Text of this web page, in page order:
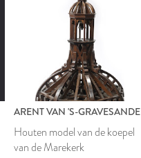
ARENT VAN 'S-GRAVESANDE
Houten model van de koepel
van de Marekerk